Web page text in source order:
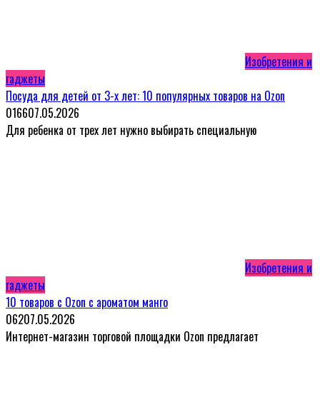
Изобретения и
гаджеты
Посуда для детей от 3-х лет: 10 популярных товаров на Ozon
016607.05.2026
Для ребенка от трех лет нужно выбирать специальную
Изобретения и
гаджеты
10 товаров с Ozon с ароматом манго
06207.05.2026
Интернет-магазин торговой площадки Ozon предлагает